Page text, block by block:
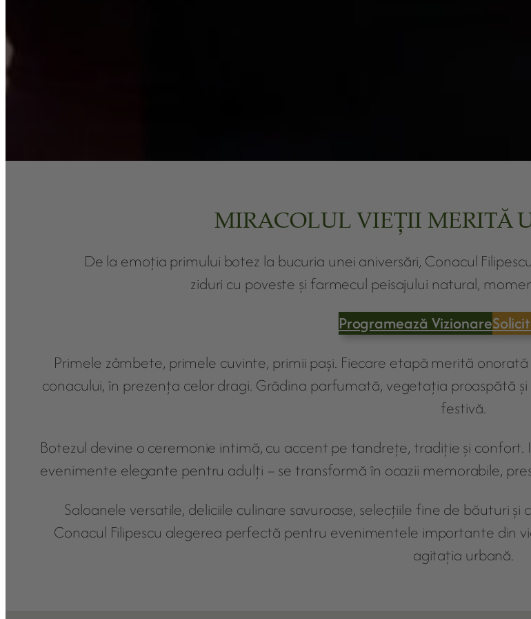
MIRACOLUL VIEȚII MERITĂ
De la emoția primului botez la bucuria unei aniversări, Conacul
ziduri cu poveste și farmecul peisajului natural,
Programează Vizionare
Primele zâmbete, primele cuvinte, primii pași. Fiecare etapă merită
conacului, în prezența celor dragi. Grădina parfumată, vegetația proaspătă
festivă.
Botezul devine o ceremonie intimă, cu accent pe tandrețe, tradiție și
evenimente elegante pentru adulți – se transformă în ocazii memorabile,
Saloanele versatile, deliciile culinare savuroase, selecțiile fine de băuturi
Conacul Filipescu alegerea perfectă pentru evenimentele importante din
agitația urbană.